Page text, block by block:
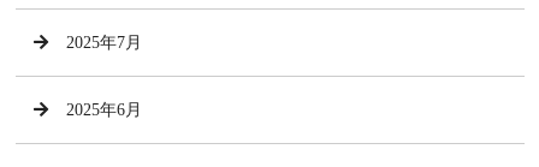
2025年7月
2025年6月